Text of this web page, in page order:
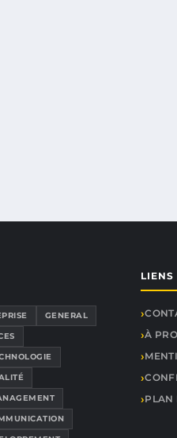
GENERAL
LIENS
À
PLAN